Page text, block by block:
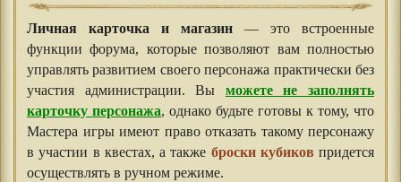
Личная карточка и магазин — это встроенные
функции форума, которые позволяют вам полностью
управлять развитием своего персонажа практически без
участия администрации. Вы можете не заполнять
карточку персонажа, однако будьте готовы к тому, что
Мастера игры имеют право отказать такому персонажу
в участии в квестах, а также броски кубиков придется
осуществлять в ручном режиме.